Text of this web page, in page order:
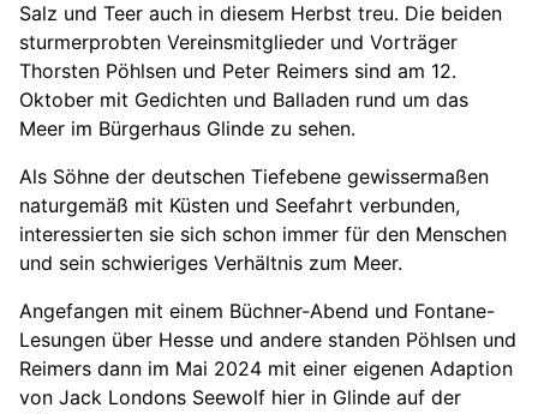
Salz und Teer auch in diesem Herbst treu. Die beiden
sturmerprobten Vereinsmitglieder und Vorträger
Thorsten Pöhlsen und Peter Reimers sind am 12.
Oktober mit Gedichten und Balladen rund um das
Meer im Bürgerhaus Glinde zu sehen.
Als Söhne der deutschen Tiefebene gewissermaßen
naturgemäß mit Küsten und Seefahrt verbunden,
interessierten sie sich schon immer für den Menschen
und sein schwieriges Verhältnis zum Meer.
Angefangen mit einem Büchner-Abend und Fontane-
Lesungen über Hesse und andere standen Pöhlsen und
Reimers dann im Mai 2024 mit einer eigenen Adaption
von Jack Londons Seewolf hier in Glinde auf der